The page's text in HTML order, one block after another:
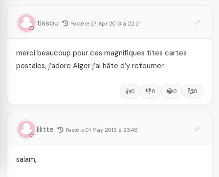
tissou Posté le 27 Apr 2013 à 22:21
merci beaucoup pour ces magnifiques tites cartes
postales, j’adore Alger j’ai hâte d’y retourner
👍0 👎0 😂0 🥰0
lilitte Posté le 01 May 2013 à 23:49
salam,